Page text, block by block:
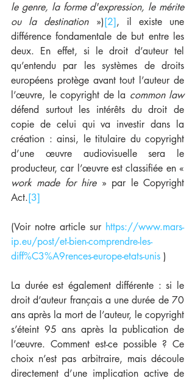
le genre, la forme d'expression, le mérite
ou la destination »)[2], il existe une
différence fondamentale de but entre les
deux. En effet, si le droit d’auteur tel
qu’entendu par les systèmes de droits
européens protège avant tout l’auteur de
l’œuvre, le copyright de la common law
défend surtout les intérêts du droit de
copie de celui qui va investir dans la
création : ainsi, le titulaire du copyright
d’une œuvre audiovisuelle sera le
work made for hire » par le Copyright
Act.[3]
(Voir notre article sur https://www.mars-
ip.eu/post/et-bien-comprendre-les-
diff%C3%A9rences-europe-etats-unis )
La durée est également différente : si le
droit d’auteur français a une durée de 70
ans après la mort de l’auteur, le copyright
s’éteint 95 ans après la publication de
l’œuvre. Comment est-ce possible ? Ce
choix n’est pas arbitraire, mais découle
directement d’une implication active de